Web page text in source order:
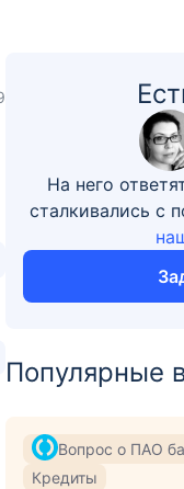
На него
сталкивались с
Популярные
Вопрос о ПАО
Кредиты